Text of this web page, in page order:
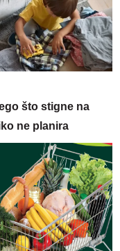
što stigne na
ne planira